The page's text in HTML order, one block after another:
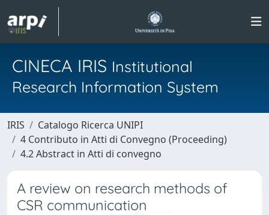
CINECA IRIS Institutional
Research Information System
IRIS
Catalogo Ricerca UNIPI
4 Contributo in Atti di Convegno (Proceeding)
4.2 Abstract in Atti di convegno
A review on research methods of
CSR communication